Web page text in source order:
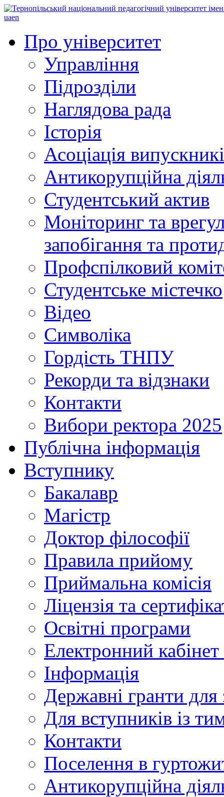
uaen
Про університет
Управління
Підрозділи
Наглядова рада
Історія
Асоціація
Антикорупційна
Студентський актив
Моніторинг та
запобігання та
Профспілковий
Студентське містечко
Відео
Символіка
Гордість ТНПУ
Рекорди та відзнаки
Контакти
Вибори ректора 2025
Публічна інформація
Вступнику
Бакалавр
Магістр
Доктор філософії
Правила прийому
Приймальна комісія
Ліцензія та
Освітні програми
Електронний
Інформація
Державні гранти для
Для вступників із
Контакти
Поселення в
Антикорупційна